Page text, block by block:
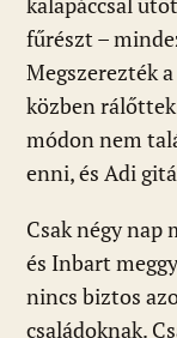
fűrészt –
Megszerezték
közben
módon nem
enni, és Adi
Csak négy nap
és Inbart
nincs biztos
családoknak.